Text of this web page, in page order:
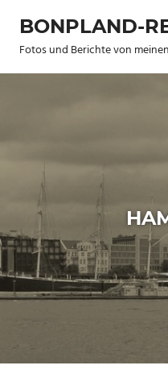
Inhalt
springen
BONPLAND-
Fotos und Berichte von